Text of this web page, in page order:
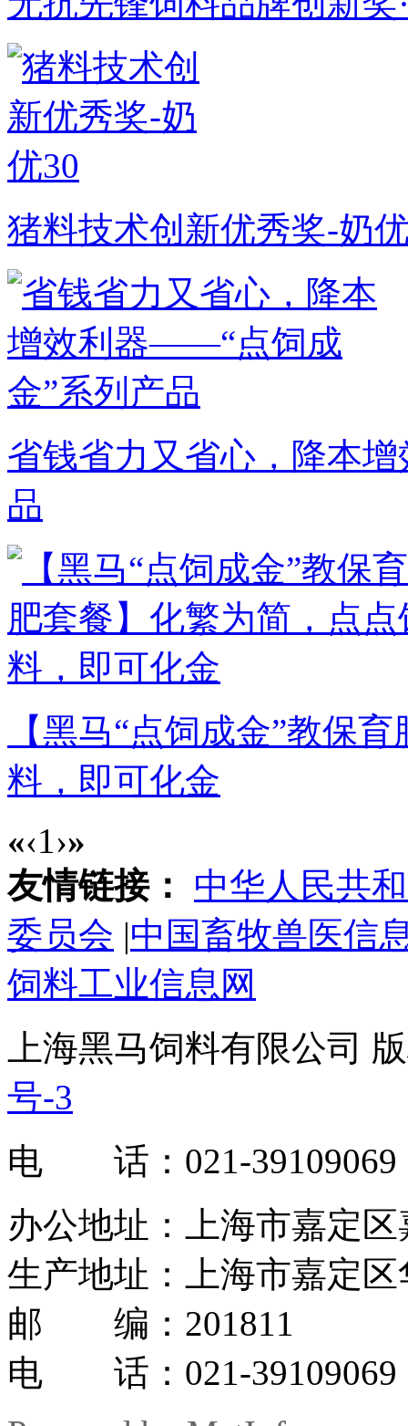
猪料技术创新优秀奖-奶
省钱省力又省心，降本
品
【黑马“点饲成金”教保
料，即可化金
«‹1›»
友情链接：
中华人民共
委员会 |中国畜牧兽医信
饲料工业信息网
上海黑马饲料有限公司
号-3
电 话：021-39109069
办公地址：上海市嘉定
生产地址：上海市嘉定
邮 编：201811
电 话：021-39109069